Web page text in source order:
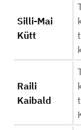
Silli-Mai
Kütt
Raili
Kaibald